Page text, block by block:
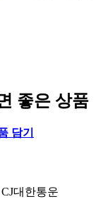
좋은 상품
담기
CJ대한통운